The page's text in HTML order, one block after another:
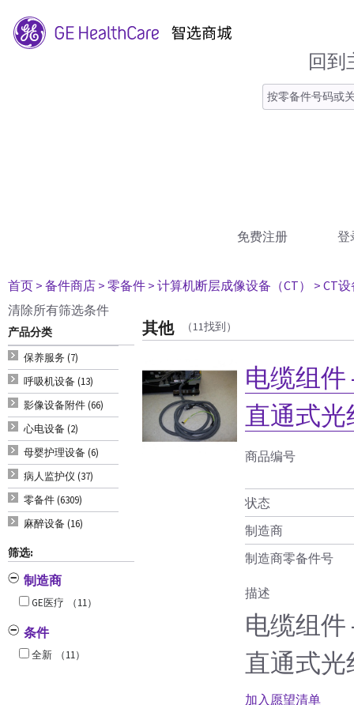
回到
免费注册 登
首页 > 备件商店 > 零备件 > 计算机断层成像设备（CT）
> CT
清除所有筛选条件
产品分类
保养服务 (7)
呼吸机设备 (13)
影像设备附件 (66)
心电设备 (2)
母婴护理设备 (6)
病人监护仪 (37)
零备件 (6309)
麻醉设备 (16)
筛选:
制造商
GE医疗 （11）
条件
全新 （11）
其他 （11找到）
电缆组件
直通式
商品编号
状态
制造商
制造商零备件号
描述
电缆组件
直通式光
加入愿望清单